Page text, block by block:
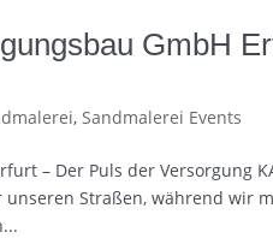
GmbH
, Sandmalerei Events
– Der Puls der Versorgung
Straßen, während wir